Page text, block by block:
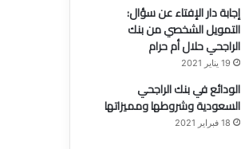
إجابة دار الإفتاء عن سؤال:
التمويل الشخصي من بنك
الراجحي حلال أم حرام
19 يناير 2021
الودائع في بنك الراجحي
السعودية وشروطها ومميزاتها
18 فبراير 2021